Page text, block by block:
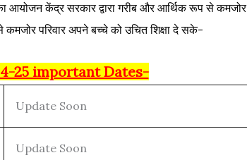
आयोजन केंद्र सरकार द्वारा गरीब और आर्थिक रूप से कमजोर
परिवार अपने बच्चे को उचित शिक्षा दे सके-
25 important Dates-
Update Soon
Update Soon